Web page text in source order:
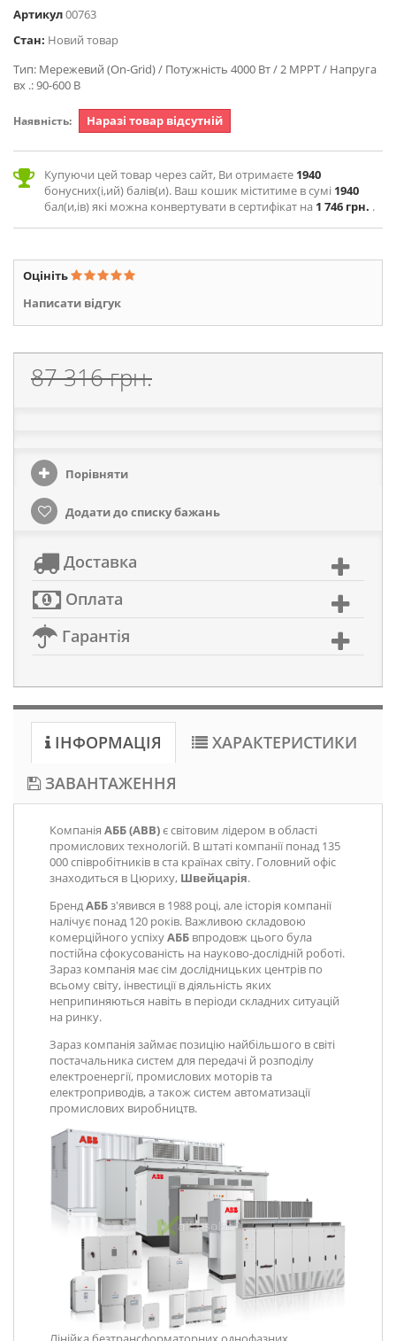
Артикул00763
Стан: Новий товар
Тип: Мережевий (On-Grid) / Потужність 4000 Вт / 2 MPPT / Напруга
вх .: 90-600 В
Наявність: Наразі товар відсутній
Купуючи цей товар через сайт, Ви отримаєте 1940
бонусних(і,ий) балів(и). Ваш кошик міститиме в сумі 1940
бал(и,ів) які можна конвертувати в сертифікат на 1 746 грн. .
Оцініть
Написати відгук
87 316 грн.
Порівняти
Додати до списку бажань
Доставка
Оплата
Гарантія
ІНФОРМАЦІЯ
ХАРАКТЕРИСТИКИ
ЗАВАНТАЖЕННЯ
Компанія АББ (ABB)є світовим лідером в області
промислових технологій. В штаті компанії понад 135
000 співробітників в ста країнах світу. Головний офіс
знаходиться в Цюриху, Швейцарія.
БрендАББз'явився в 1988 році, але історія компанії
налічує понад 120 років. Важливою складовою
комерційного успіхуАББ впродовж цього була
постійна сфокусованість на науково-дослідній роботі.
Зараз компанія має сім дослідницьких центрів по
всьому світу, інвестиції в діяльність яких
неприпиняються навіть в періоди складних ситуацій
на ринку.
Зараз компанія займає позицію найбільшого в світі
постачальника систем для передачі й розподілу
електроенергії, промислових моторів та
електроприводів, а також систем автоматизації
промислових виробництв.